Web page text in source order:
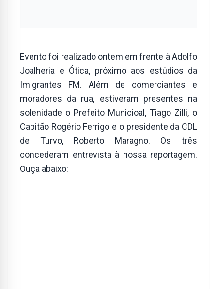
Evento foi realizado ontem em frente à Adolfo
Joalheria e Ótica, próximo aos estúdios da
Imigrantes FM. Além de comerciantes e
moradores da rua, estiveram presentes na
solenidade o Prefeito Municioal, Tiago Zilli, o
Capitão Rogério Ferrigo e o presidente da CDL
de Turvo, Roberto Maragno. Os três
concederam entrevista à nossa reportagem.
Ouça abaixo: